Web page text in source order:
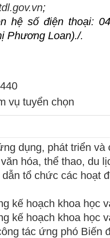
;
hệ số điện thoại:
Phương Loan)./.
vụ tuyển chọn
dụng, phát triển và
hóa, thể thao, du
tổ chức các hoạt
kế hoạch khoa học
kế hoạch khoa học
tác ứng phó Biến